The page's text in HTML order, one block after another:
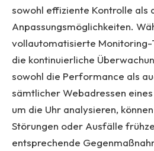
sowohl effiziente Kontrolle als
Anpassungsmöglichkeiten.
vollautomatisierte Monitoring-
die kontinuierliche
sowohl die Performance als
sämtlicher Webadressen
um die Uhr analysieren,
Störungen oder Ausfälle
entsprechende